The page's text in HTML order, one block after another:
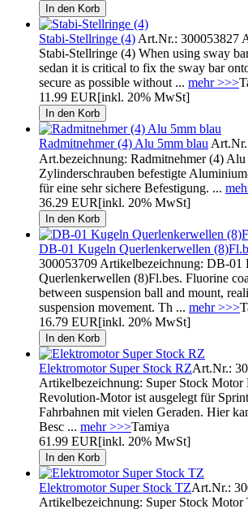
Stabi-Stellringe (4) Art.Nr.: 300053827
Stabi-Stellringe (4) When using sway
sedan it is critical to fix the sway bar
secure as possible without ... mehr >>>
11.99 EUR[inkl. 20% MwSt]
Radmitnehmer (4) Alu 5mm blau
Art.bezeichnung: Radmitnehmer (4)
Zylinderschrauben befestigte
für eine sehr sichere Befestigung. ...
36.29 EUR[inkl. 20% MwSt]
DB-01 Kugeln Querlenkerwellen
300053709 Artikelbezeichnung: DB-01
Querlenkerwellen (8)Fl.bes. Fluorine
between suspension ball and mount,
suspension movement. Th ... mehr >>>
16.79 EUR[inkl. 20% MwSt]
Elektromotor Super Stock RZArt.Nr.:
Artikelbezeichnung: Super Stock
Revolution-Motor ist ausgelegt für
Fahrbahnen mit vielen Geraden. Hier
Besc ... mehr >>>Tamiya
61.99 EUR[inkl. 20% MwSt]
Elektromotor Super Stock TZArt.Nr.:
Artikelbezeichnung: Super Stock Motor